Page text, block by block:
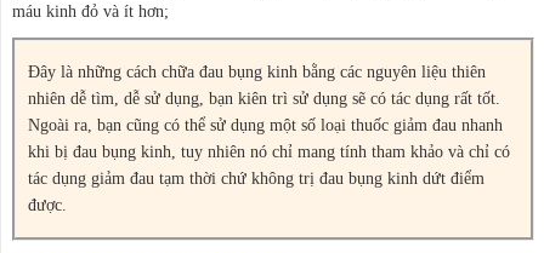
máu kinh đỏ và ít hơn;
Đây là những cách chữa đau bụng kinh bằng các nguyên liệu thiên
nhiên dễ tìm, dễ sử dụng, bạn kiên trì sử dụng sẽ có tác dụng rất tốt.
Ngoài ra, bạn cũng có thể sử dụng một số loại thuốc giảm đau nhanh
khi bị đau bụng kinh, tuy nhiên nó chỉ mang tính tham khảo và chỉ có
tác dụng giảm đau tạm thời chứ không trị đau bụng kinh dứt điểm
được.